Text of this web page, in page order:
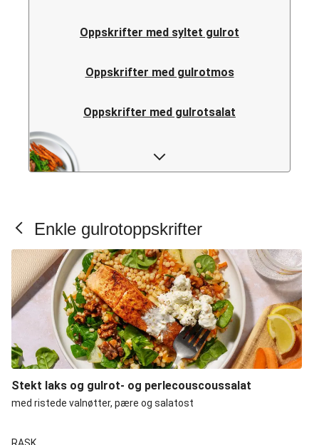
Oppskrifter med syltet gulrot
Oppskrifter med gulrotmos
Oppskrifter med gulrotsalat
Gulrot: Ofte stilte spørsmål
Enkle gulrotoppskrifter
Stekt laks og gulrot- og perlecouscoussalat
med ristede valnøtter, pære og salatost